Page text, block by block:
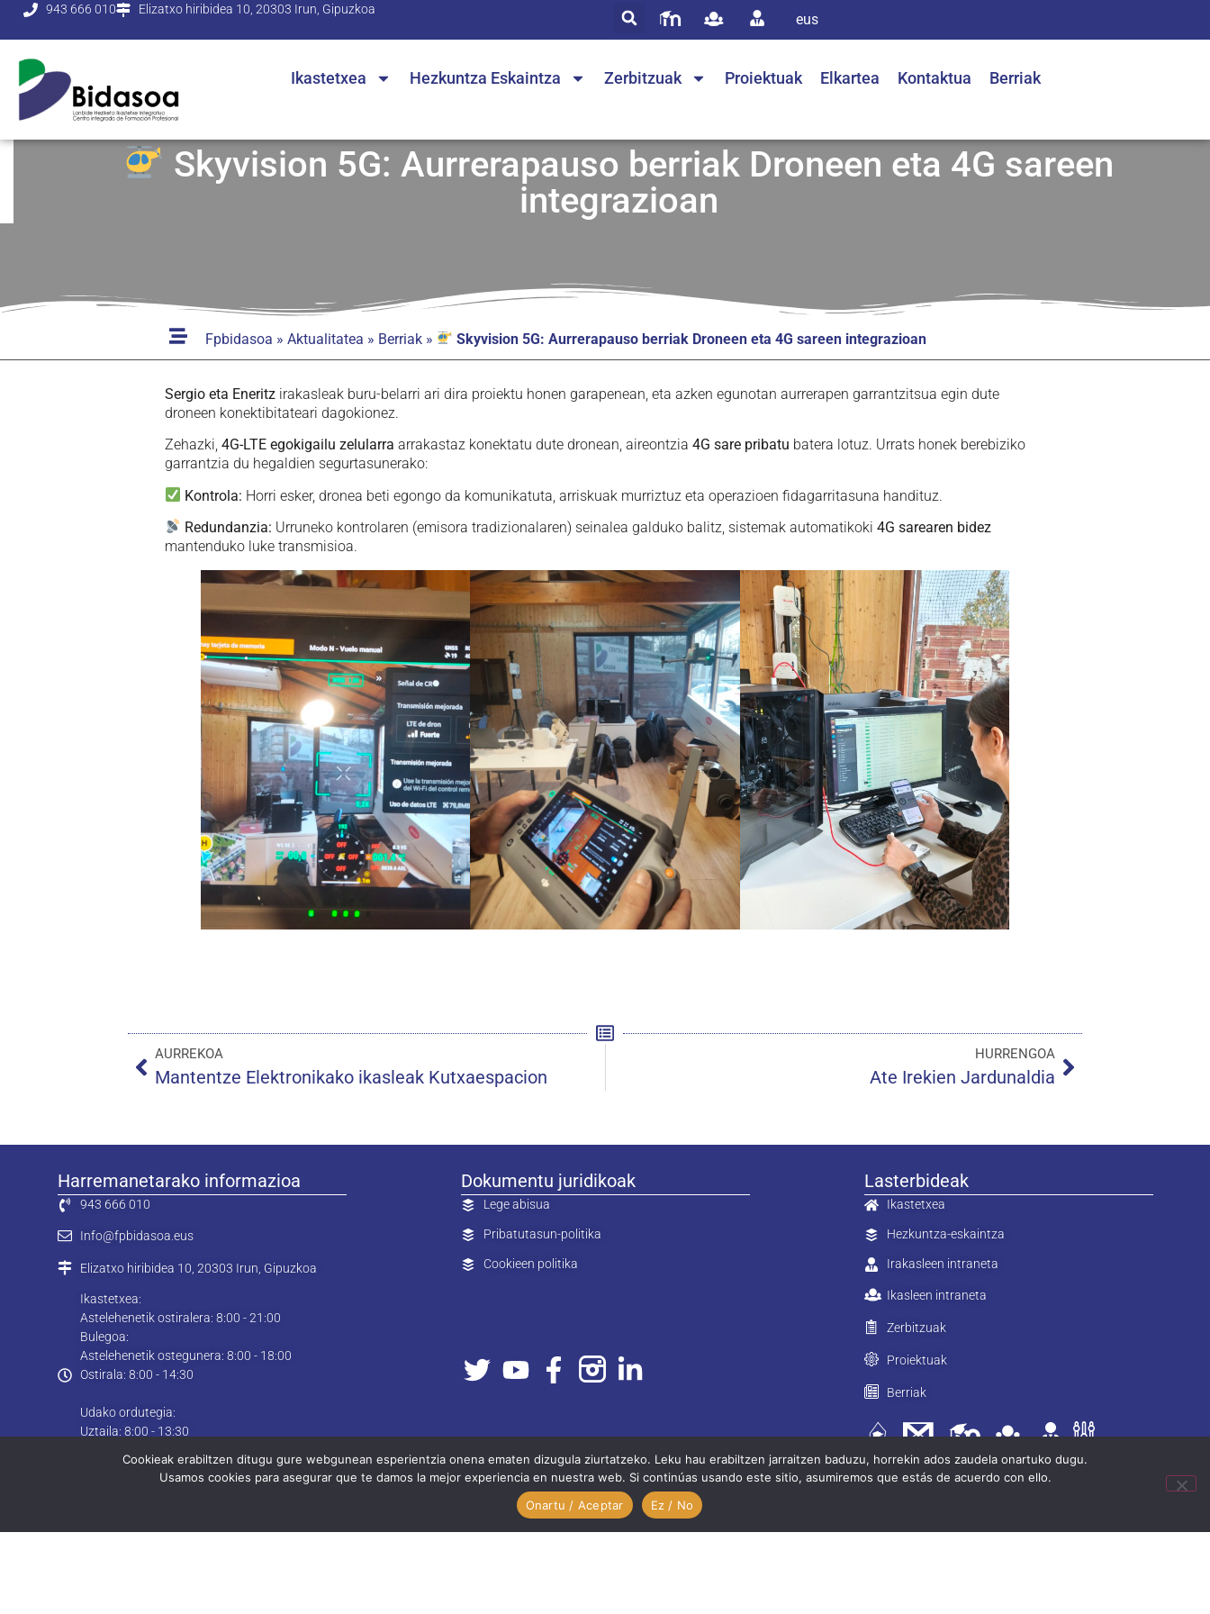
943 666 010 Elizatxo hiribidea 10, 20303 Irun, Gipuzkoa
eus
Ikastetxea Hezkuntza Eskaintza Zerbitzuak Proiektuak Elkartea Kontaktua Berriak
Skyvision 5G: Aurrerapauso berriak Droneen eta 4G sareen
integrazioan
Fpbidasoa » Aktualitatea » Berriak » Skyvision 5G: Aurrerapauso berriak Droneen eta 4G sareen integrazioan
Sergio eta Eneritz irakasleak buru-belarri ari dira proiektu honen garapenean, eta azken egunotan aurrerapen garrantzitsua egin dute
droneen konektibitateari dagokionez.
Zehazki, 4G-LTE egokigailu zelularra arrakastaz konektatu dute dronean, aireontzia 4G sare pribatu batera lotuz. Urrats honek berebiziko
garrantzia du hegaldien segurtasunerako:
Kontrola: Horri esker, dronea beti egongo da komunikatuta, arriskuak murriztuz eta operazioen fidagarritasuna handituz.
Redundanzia: Urruneko kontrolaren (emisora tradizionalaren) seinalea galduko balitz, sistemak automatikoki4G sarearen bidez
mantenduko luke transmisioa.
AURREKOA
Mantentze Elektronikako ikasleak Kutxaespacion
HURRENGOA
Ate Irekien Jardunaldia
Harremanetarako informazioa
943 666 010
Info@fpbidasoa.eus
Elizatxo hiribidea 10, 20303 Irun, Gipuzkoa
Ikastetxea:
Astelehenetik ostiralera: 8:00 - 21:00
Bulegoa:
Astelehenetik ostegunera: 8:00 - 18:00
Ostirala: 8:00 - 14:30
Udako ordutegia:
Uztaila: 8:00 - 13:30
Dokumentu juridikoak
Lege abisua
Pribatutasun-politika
Cookieen politika
Lasterbideak
Ikastetxea
Hezkuntza-eskaintza
Irakasleen intraneta
Ikasleen intraneta
Zerbitzuak
Proiektuak
Berriak
Cookieak erabiltzen ditugu gure webgunean esperientzia onena ematen dizugula ziurtatzeko. Leku hau erabiltzen jarraitzen baduzu, horrekin ados zaudela onartuko dugu.
Usamos cookies para asegurar que te damos la mejor experiencia en nuestra web. Si continúas usando este sitio, asumiremos que estás de acuerdo con ello.
Onartu / Aceptar
Ez / No